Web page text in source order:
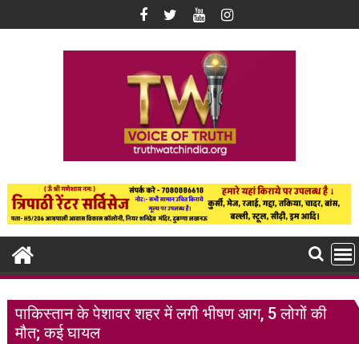
to
पाकिस्तान के पेशावर शहर में लगी भीषण आग, 5 लोगों की
मौत; कई घायल